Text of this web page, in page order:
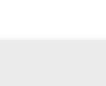
© Stowarzyszenie